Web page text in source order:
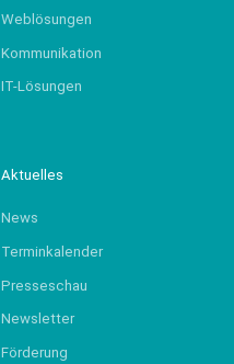
Weblösungen
Kommunikation
IT-Lösungen
Aktuelles
News
Terminkalender
Presseschau
Newsletter
Förderung